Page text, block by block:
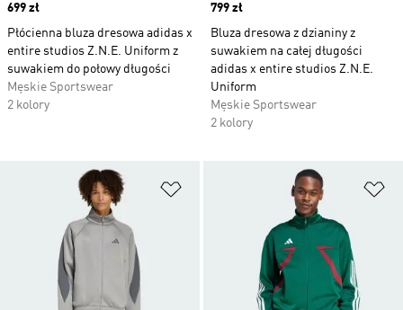
Price
699 zł
Płócienna bluza dresowa adidas x
entire studios Z.N.E. Uniform z
suwakiem do połowy długości
Męskie Sportswear
2 kolory
Price
799 zł
Bluza dresowa z dzianiny z
suwakiem na całej długości
adidas x entire studios Z.N.E.
Uniform
Męskie Sportswear
2 kolory
Dodaj do listy życzeń